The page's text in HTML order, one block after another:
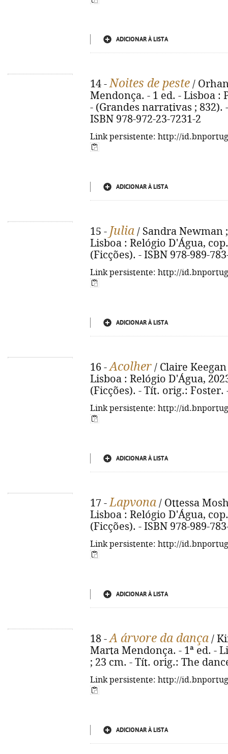
ADICIONAR À LISTA
14 -Noites de peste /
Mendonça. - 1 ed. - Lisboa :
- (Grandes narrativas ;
ISBN 978-972-23-7231-2
Link persistente: http://
ADICIONAR À LISTA
15 - Julia / Sandra Newman
Lisboa : Relógio D'Água,
(Ficções). - ISBN 978-989-
Link persistente: http://
ADICIONAR À LISTA
16 -Acolher / Claire
Lisboa : Relógio D'Água,
(Ficções). - Tít. orig.: Foster.
Link persistente: http://
ADICIONAR À LISTA
17 -Lapvona / Ottessa
Lisboa : Relógio D'Água,
(Ficções). - ISBN 978-989-
Link persistente: http://
ADICIONAR À LISTA
18 -A árvore da dança /
Marta Mendonça. - 1ª ed. -
; 23 cm. - Tít. orig.: The
Link persistente: http://
ADICIONAR À LISTA